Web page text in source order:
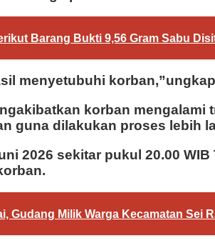
Barang Bukti 9,56 Gram Sabu
menyetubuhi
korban
guna dilakukan proses lebih
2026 sekitar pukul 20.00
Milik Warga Kecamatan Sei